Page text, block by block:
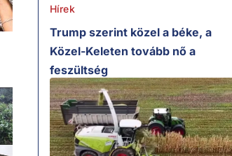
Hírek
Trump szerint közel a béke, a
Közel-Keleten tovább nő a
feszültség